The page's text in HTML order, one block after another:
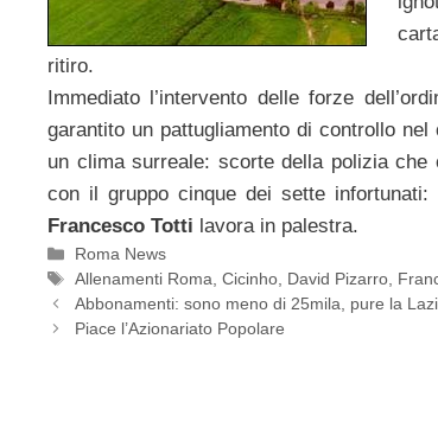
ritiro.
Immediato l’intervento delle forze
garantito un pattugliamento di controllo
un clima surreale: scorte della polizia che
con il gruppo cinque dei sette infortunati:
Francesco Totti lavora in palestra.
Categorie
Roma News
Tag
Allenamenti Roma,Cicinho, David Pizarro,
Abbonamenti: sono meno di 25mila, pure la
Piace l’Azionariato Popolare